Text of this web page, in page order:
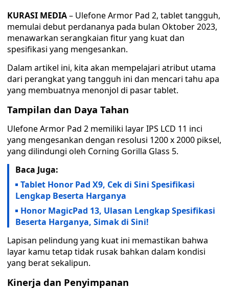
KURASI MEDIA– Ulefone Armor Pad 2, tablet tangguh,
memulai debut perdananya pada bulan Oktober 2023,
menawarkan serangkaian fitur yang kuat dan
spesifikasi yang mengesankan.
Dalam artikel ini, kita akan mempelajari atribut utama
dari perangkat yang tangguh ini dan mencari tahu apa
yang membuatnya menonjol di pasar tablet.
Tampilan dan Daya Tahan
Ulefone Armor Pad 2 memiliki layar IPS LCD 11 inci
yang mengesankan dengan resolusi 1200 x 2000 piksel,
yang dilindungi oleh Corning Gorilla Glass 5.
Baca Juga:
Tablet Honor Pad X9, Cek di Sini Spesifikasi
Lengkap Beserta Harganya
Honor MagicPad 13, Ulasan Lengkap Spesifikasi
Beserta Harganya, Simak di Sini!
Lapisan pelindung yang kuat ini memastikan bahwa
layar kamu tetap tidak rusak bahkan dalam kondisi
yang berat sekalipun.
Kinerja dan Penyimpanan